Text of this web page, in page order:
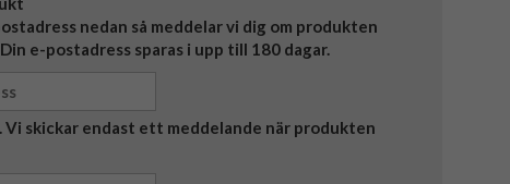
nedan så meddelar vi dig om produkten
e-postadress sparas i upp till 180 dagar.
Vi skickar endast ett meddelande när produkten